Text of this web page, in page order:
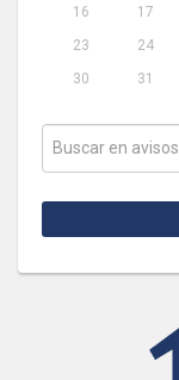
16
17
23
24
30
31